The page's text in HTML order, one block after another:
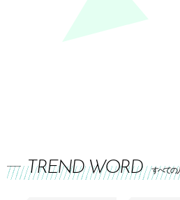
TREND WORD すべての